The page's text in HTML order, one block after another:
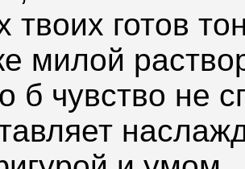
твоих готов
милой
б чувство не